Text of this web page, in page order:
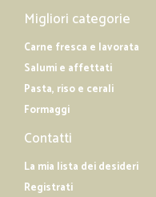
Migliori categorie
Carne fresca e lavorata
Salumi e affettati
Pasta, riso e cerali
Formaggi
Contatti
La mia lista dei desideri
Registrati